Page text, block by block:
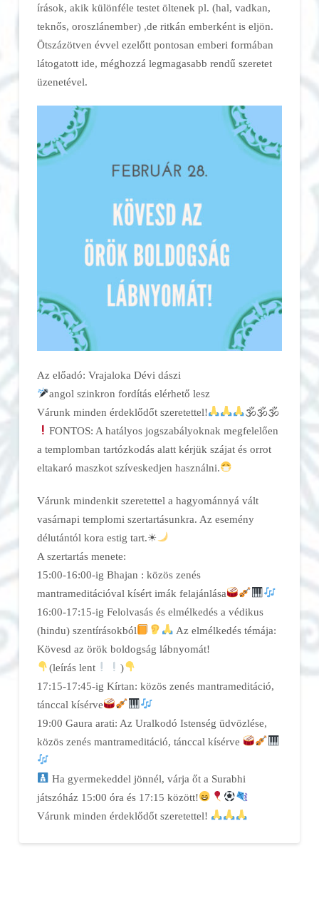
írások, akik különféle testet öltenek pl. (hal, vadkan,
teknős, oroszlánember) ,de ritkán emberként is eljön.
Ötszázötven évvel ezelőtt pontosan emberi formában
látogatott ide, méghozzá legmagasabb rendű szeretet
üzenetével.
Az előadó: Vrajaloka Dévi dászi
angol szinkron fordítás elérhető lesz
Várunk minden érdeklődőt szeretettel!
🕉🕉🕉
FONTOS: A hatályos jogszabályoknak megfelelően
a templomban tartózkodás alatt kérjük szájat és orrot
eltakaró maszkot szíveskedjen használni.
Várunk mindenkit szeretettel a hagyománnyá vált
vasárnapi templomi szertartásunkra. Az esemény
délutántól kora estig tart.☀
A szertartás menete:
15:00-16:00-ig Bhajan : közös zenés
mantrameditációval kísért imák felajánlása
16:00-17:15-ig Felolvasás és elmélkedés a védikus
(hindu) szentírásokból
Az elmélkedés témája:
Kövesd az örök boldogság lábnyomát!
(leírás lent
)
17:15-17:45-ig Kírtan: közös zenés mantrameditáció,
tánccal kísérve
19:00 Gaura arati: Az Uralkodó Istenség üdvözlése,
közös zenés mantrameditáció, tánccal kísérve
Ha gyermekeddel jönnél, várja őt a Surabhi
játszóház 15:00 óra és 17:15 között!
Várunk minden érdeklődőt szeretettel!